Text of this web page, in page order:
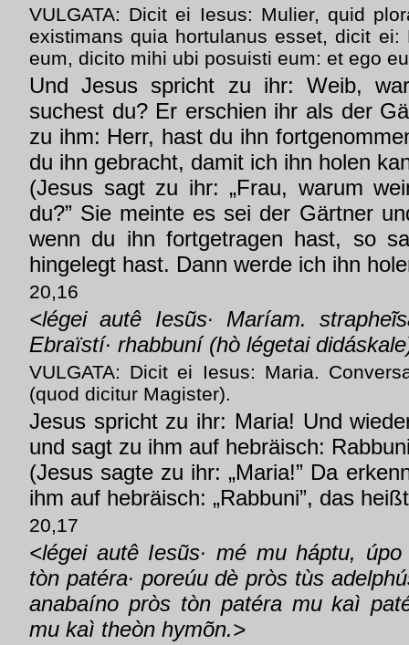
VULGATA: Dicit ei Iesus: Mulier, quid
existimans quia hortulanus esset, dicit
eum, dicito mihi ubi posuisti eum: et ego
Und Jesus spricht zu ihr: Weib,
suchest du? Er erschien ihr als der
zu ihm: Herr, hast du ihn
du ihn gebracht, damit ich ihn holen
(Jesus sagt zu ihr: „Frau, warum
du?” Sie meinte es sei der Gärtner
wenn du ihn fortgetragen hast, so
hingelegt hast. Dann werde ich ihn
20,16
<légei autê Iesũs· Maríam.
Ebraïstí· rhabbuní (hò légetai
VULGATA: Dicit ei Iesus: Maria.
(quod dicitur Magister).
Jesus spricht zu ihr: Maria! Und
und sagt zu ihm auf hebräisch:
(Jesus sagte zu ihr: „Maria!” Da
ihm auf hebräisch: „Rabbuni”, das
20,17
<légei autê Iesũs· mé mu háptu,
tòn patéra· poreúu dè pròs tùs
anabaíno pròs tòn patéra mu kaì
mu kaì theòn hymõn.>